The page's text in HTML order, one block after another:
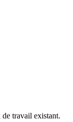
travail existant.